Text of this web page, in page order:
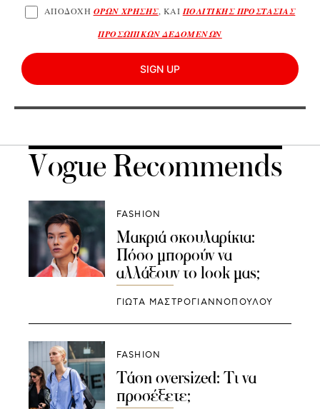
ΑΠΟΔΟΧΗ ΟΡΩΝ ΧΡΗΣΗΣ, ΚΑΙΠΟΛΙΤΙΚΗΣ ΠΡΟΣΤΑΣΙΑΣ
ΠΡΟΣΩΠΙΚΩΝ ΔΕΔΟΜΕΝΩΝ
SIGN UP
Vogue Recommends
FASHION
Μακριά σκουλαρίκια:
Πόσο μπορούν να
αλλάξουν το look μας;
ΓΙΩΤΑ ΜΑΣΤΡΟΓΙΑΝΝΟΠΟΥΛΟΥ
FASHION
Τάση oversized: Τι να
προσέξετε;